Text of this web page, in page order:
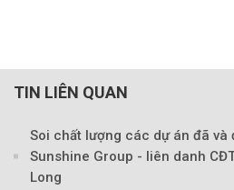
TIN LIÊN QUAN
Soi chất lượng các dự án đã và
Sunshine Group - liên danh
Long